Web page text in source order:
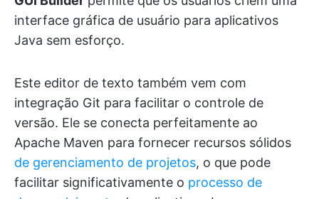
interface gráfica de usuário para aplicativos
Java sem esforço.
Este editor de texto também vem com
integração Git para facilitar o controle de
versão. Ele se conecta perfeitamente ao
Apache Maven para fornecer recursos sólidos
de gerenciamento de projetos, o que pode
facilitar significativamente o processo de